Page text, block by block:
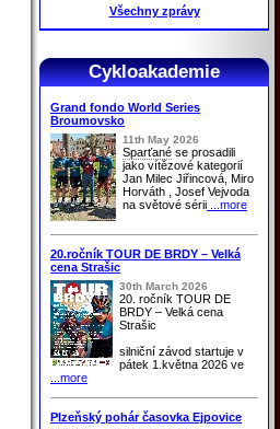
Všechny zprávy
Cykloakademie
Grand fondo World Series
Broumovsko
11th May 2026
Sparťané se prosadili
jako vítězové kategorií
Jan Milec Jiřincová, Miro
Horváth , Josef Vejvoda
na světové sérii ...more
20.ročník TOUR DE BRDY – Velká
cena Strašic
30th March 2026
20. ročník TOUR DE
BRDY – Velká cena
Strašic
silniční závod startuje v
pátek 1.května 2026 ve
...more
Plzeňský pohár časovka Ejpovice